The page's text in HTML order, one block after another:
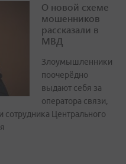
О новой схеме
мошенников
рассказали в
МВД
Злоумышленники
поочерёдно
выдают себя за
оператора связи,
сотрудника Центрального